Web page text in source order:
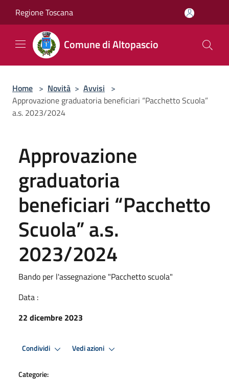
Regione Toscana
Comune di Altopascio
Home > Novità > Avvisi >
Approvazione graduatoria beneficiari “Pacchetto Scuola”
a.s. 2023/2024
Approvazione
graduatoria
beneficiari “Pacchetto
Scuola” a.s.
2023/2024
Bando per l'assegnazione "Pacchetto scuola"
Data :
22 dicembre 2023
Condividi Vedi azioni
Categorie: